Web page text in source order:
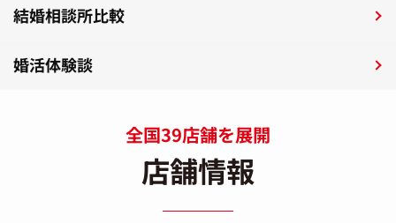
結婚相談所比較
婚活体験談
全国39店舗を展開
店舗情報